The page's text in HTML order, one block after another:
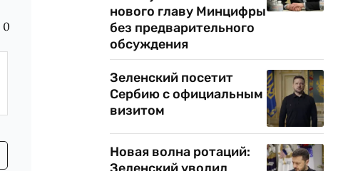
0
нового главу Минцифры
без предварительного
обсуждения
Зеленский посетит
Сербию с официальным
визитом
Новая волна ротаций: